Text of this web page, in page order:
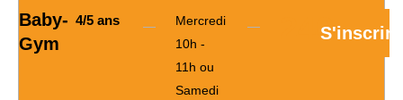
Baby-
Gym
4/5 ans
Mercredi
10h -
11h ou
Samedi
240€
S'inscrire